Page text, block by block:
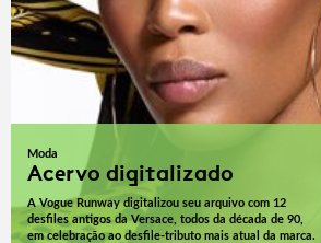
Moda
Acervo digitalizado
A Vogue Runway digitalizou seu arquivo com 12
desfiles antigos da Versace, todos da década de 90,
em celebração ao desfile-tributo mais atual da marca.